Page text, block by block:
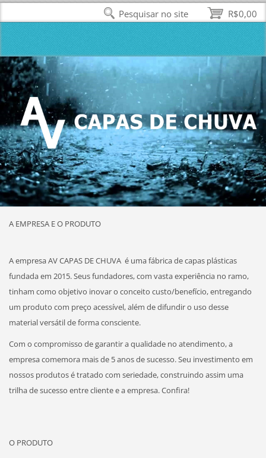
A EMPRESA E O PRODUTO
A empresa AV CAPAS DE CHUVA é uma fábrica de capas plásticas
fundada em 2015. Seus fundadores, com vasta experiência no ramo,
tinham como objetivo inovar o conceito custo/benefício, entregando
um produto com preço acessível, além de difundir o uso desse
material versátil de forma consciente.
Com o compromisso de garantir a qualidade no atendimento, a
empresa comemora mais de 5 anos de sucesso. Seu investimento em
nossos produtos é tratado com seriedade, construindo assim uma
trilha de sucesso entre cliente e a empresa. Confira!
O PRODUTO
R$0,00
Pesquisar no site